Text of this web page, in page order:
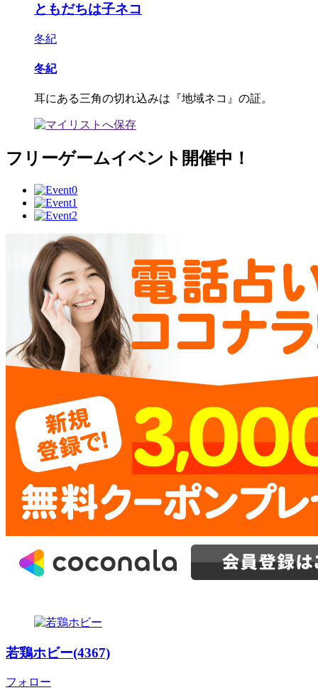
ともだちは子ネコ
冬紀
冬紀
耳にある三角の切れ込みは『地域ネコ』の証。
フリーゲームイベント開催中！
若鶏ホビー(4367)
フォロー